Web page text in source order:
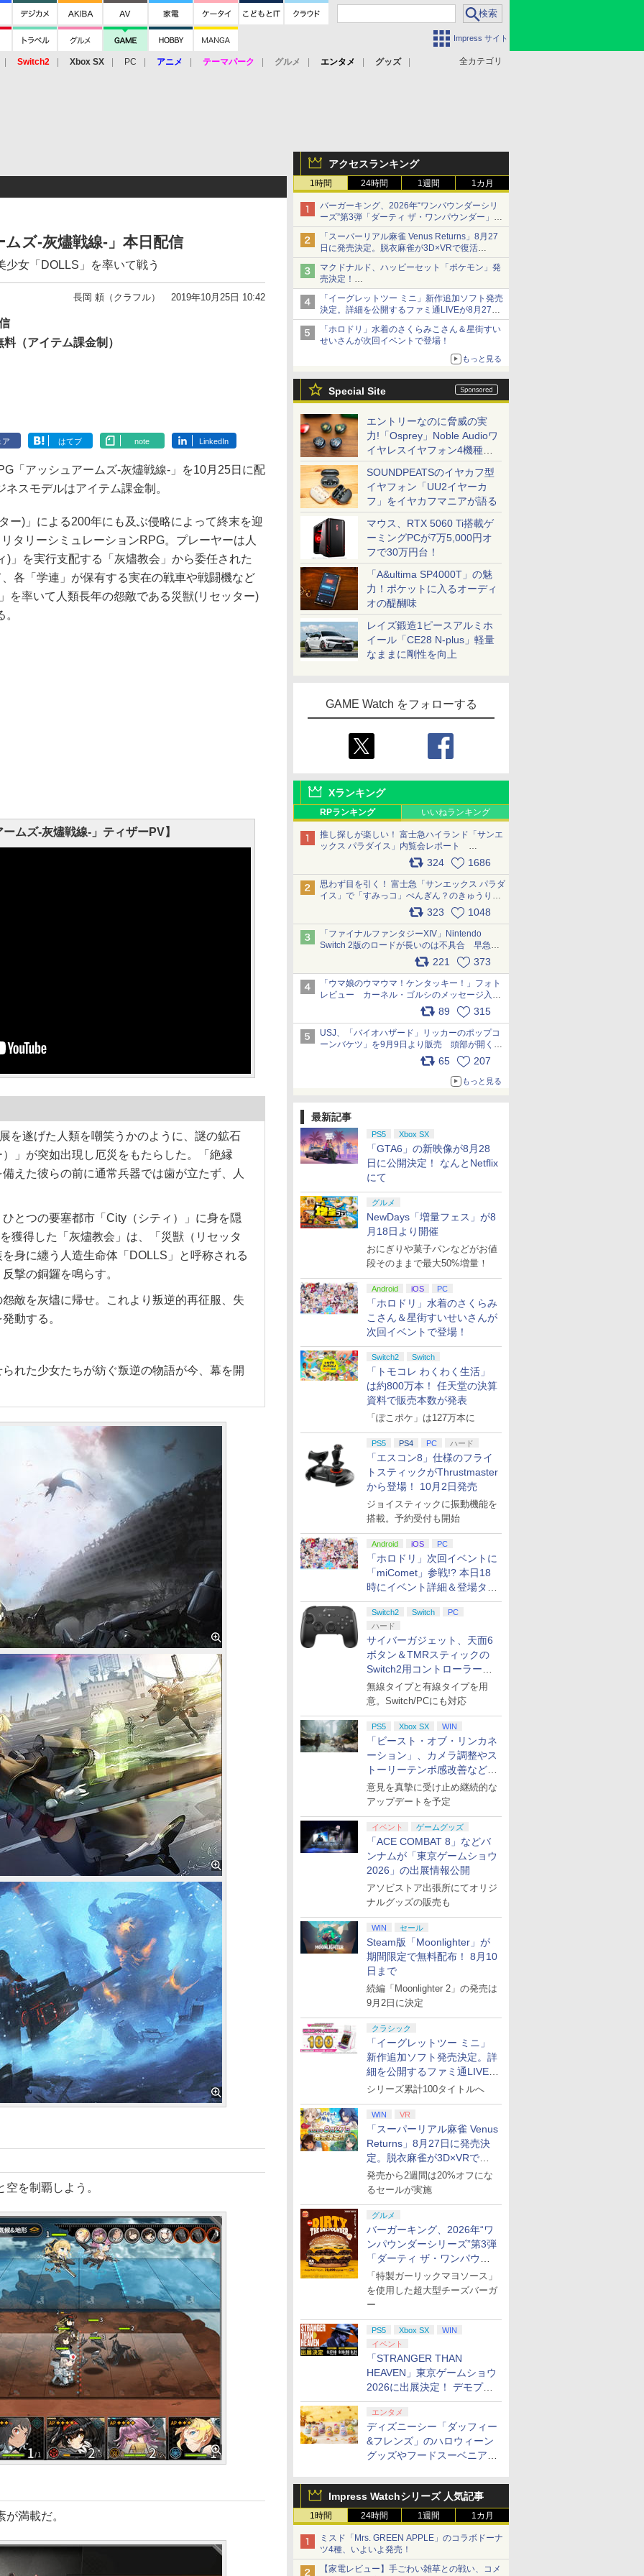
Impress サイト
全カテゴリ
Switch2 Xbox SX PC アニメ テーマパーク グルメ エンタメ
グッズ
アクセスランキング
1時間 24時間 1週間 1カ月
バーガーキング、2026年“ワンパウンダーシリ
ーズ”第3弾「ダーティ ザ・ワンパウンダー」を
8月7日発売
「特製ガーリックマヨソース」を使用した超大
型チーズバーガー
「スーパーリアル麻雀 Venus Returns」8月27
日に発売決定。脱衣麻雀が3D×VRで復活
発売から2週間は20%オフになるセールが実施
マクドナルド、ハッピーセット「ポケモン」発
売決定！
ポケモン30周年記念で30匹が大集合
「イーグレットツー ミニ」新作追加ソフト発売
決定。詳細を公開するファミ通LIVEが8月27日
20時から配信
シリーズ累計100タイトルへ
「ホロドリ」水着のさくらみこさん＆星街すい
せいさんが次回イベントで登場！
もっと見る
Special Site
エントリーなのに脅威の実
力!「Osprey」Noble Audioワ
イヤレスイヤフォン4機種を
一気に聴く
SOUNDPEATSのイヤカフ型
イヤフォン「UU2イヤーカ
フ」をイヤカフマニアが語る
マウス、RTX 5060 Ti搭載ゲ
ーミングPCが7万5,000円オ
フで30万円台！
「A&ultima SP4000T」の魅
力！ポケットに入るオーディ
オの醍醐味
レイズ鍛造1ピースアルミホ
イール「CE28 N-plus」軽量
なままに剛性を向上
GAME Watch をフォローする
Xランキング
RPランキング いいねランキング
推し探しが楽しい！ 富士急ハイランド「サンエ
ックス パラダイス」内覧会レポート
324 1686
思わず目を引く！ 富士急「サンエックス パラダ
イス」で「すみっコ」ぺんぎん？のきゅうりド
ッグを食べてみた イラストそのままのメニュ
ー化に挑戦。これが意外にもおいしい
pic.x.com/Kgl04hZaeg
323 1048
「ファイナルファンタジーXIV」Nintendo
Switch 2版のロードが長いのは不具合 早急に
アップデートできるよう対応中221 373
「ウマ娘のウマウマ！ケンタッキー！」フォト
レビュー カーネル・ゴルシのメッセージ入り
パッケージや描き下ろしトレカなどが登場
89 315
USJ、「バイオハザード」リッカーのポップコ
ーンバケツ」を9月9日より販売 頭部が開く仕
組み。味は恐怖を堪のう「味噌フレーバー」
65 207
もっと見る
最新記事
PS5 Xbox SX
「GTA6」の新映像が8月28
日に公開決定！ なんとNetflix
にて
グルメ
NewDays「増量フェス」が8
月18日より開催
おにぎりや菓子パンなどがお値
段そのままで最大50%増量！
Android iOS PC
「ホロドリ」水着のさくらみ
こさん＆星街すいせいさんが
次回イベントで登場！
Switch2 Switch
「トモコレ わくわく生活」
は約800万本！ 任天堂の決算
資料で販売本数が発表
「ぽこポケ」は127万本に
PS5 PS4 PC ハード
「エスコン8」仕様のフライ
トスティックがThrustmaster
から登場！ 10月2日発売
ジョイスティックに振動機能を
搭載。予約受付も開始
Android iOS PC
「ホロドリ」次回イベントに
「miComet」参戦!? 本日18
時にイベント詳細＆登場タレ
ント公開
Switch2 Switch
PC
ハード
サイバーガジェット、天面6
ボタン＆TMRスティックの
Switch2用コントローラーを9
月下旬発売！
無線タイプと有線タイプを用
意。Switch/PCにも対応
PS5 Xbox SX WIN
「ビースト・オブ・リンカネ
ーション」、カメラ調整やス
トーリーテンポ感改善などの
アプデを1週間以内に実施
意見を真摯に受け止め継続的な
アップデートを予定
イベント ゲームグッズ
「ACE COMBAT 8」などバ
ンナムが「東京ゲームショウ
2026」の出展情報公開
アソビストア出張所にてオリジ
ナルグッズの販売も
WIN セール
Steam版「Moonlighter」が
期間限定で無料配布！ 8月10
日まで
続編「Moonlighter 2」の発売は
9月2日に決定
クラシック
「イーグレットツー ミニ」
新作追加ソフト発売決定。詳
細を公開するファミ通LIVEが
8月27日20時から配信
シリーズ累計100タイトルへ
WIN VR
「スーパーリアル麻雀 Venus
Returns」8月27日に発売決
定。脱衣麻雀が3D×VRで復
活
発売から2週間は20%オフにな
るセールが実施
グルメ
バーガーキング、2026年“ワ
ンパウンダーシリーズ”第3弾
「ダーティ ザ・ワンパウン
ダー」を8月7日発売
「特製ガーリックマヨソース」
を使用した超大型チーズバーガ
ー
PS5 Xbox SX
WIN
イベント
「STRANGER THAN
HEAVEN」東京ゲームショウ
2026に出展決定！ デモプレ
イや体験型展示も
エンタメ
ディズニーシー「ダッフィー
&フレンズ」のハロウィーン
グッズやフードスーベニアが
Impress Watchシリーズ 人気記事
1時間 24時間 1週間 1カ月
ミスド「Mrs. GREEN APPLE」のコラボドーナ
ツ4種、いよいよ発売！
【家電レビュー】手ごわい雑草との戦い、コメ
ズ‐灰燼戦線-」本日配信
女「DOLLS」を率いて戦う
長岡 頼（クラフル） 2019年10月25日 10:42
（アイテム課金制）
ア はてブ note LinkedIn
「アッシュアームズ‐灰燼戦線-」を10月25日に配
スモデルはアイテム課金制。
ー)」による200年にも及ぶ侵略によって終末を迎
タリーシミュレーションRPG。プレーヤーは人
)」を実行支配する「灰燼教会」から委任された
、各「学連」が保有する実在の戦車や戦闘機など
を率いて人類長年の怨敵である災獣(リセッター)
ームズ‐灰燼戦線-」ティザーPV】
を遂げた人類を嘲笑うかのように、謎の鉱石
」が突如出現し厄災をもたらした。「絶縁
えた彼らの前に通常兵器では歯が立たず、人
とつの要塞都市「City（シティ）」に身を隠
獲得した「灰燼教会」は、「災獣（リセッタ
身に纏う人造生命体「DOLLS」と呼称される
撃の銅鑼を鳴らす。
敵を灰燼に帰せ。これより叛逆的再征服、失
動する。
れた少女たちが紡ぐ叛逆の物語が今、幕を開
を制覇しよう。
満載だ。